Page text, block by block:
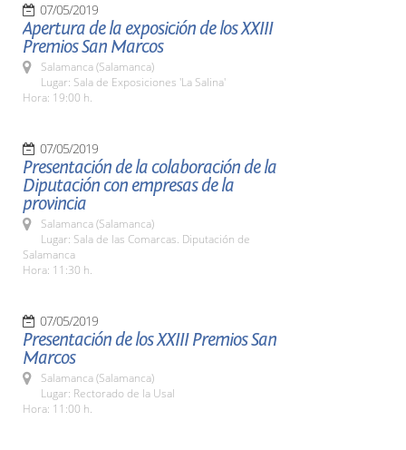
07/05/2019
Apertura de la exposición de los XXIII
Premios San Marcos
Salamanca (Salamanca)
Lugar: Sala de Exposiciones 'La Salina'
Hora: 19:00 h.
07/05/2019
Presentación de la colaboración de la
Diputación con empresas de la
provincia
Salamanca (Salamanca)
Lugar: Sala de las Comarcas. Diputación de
Salamanca
Hora: 11:30 h.
07/05/2019
Presentación de los XXIII Premios San
Marcos
Salamanca (Salamanca)
Lugar: Rectorado de la Usal
Hora: 11:00 h.